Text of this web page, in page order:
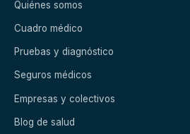
Quiénes somos
Cuadro médico
Pruebas y diagnóstico
Seguros médicos
Empresas y colectivos
Blog de salud